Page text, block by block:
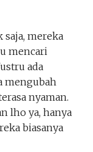
saja, mereka
mencari
ada
mengubah
nyaman.
lho ya, hanya
biasanya